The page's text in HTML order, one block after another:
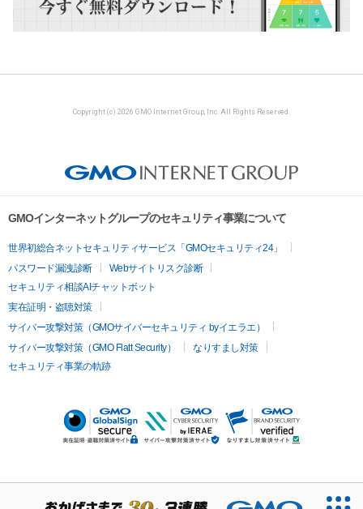
Copyright (c) 2026 GMO Internet Group, Inc. All Rights Reserved.
GMOインターネットグループのセキュリティ事業について
世界初総合ネットセキュリティサービス「GMOセキュリティ24」
パスワード漏洩診断
Webサイトリスク診断
セキュリティ相談AIチャットボット
実在証明・盗聴対策
サイバー攻撃対策（GMOサイバーセキュリティ byイエラエ）
サイバー攻撃対策（GMO Flatt Security）
なりすまし対策
セキュリティ事業の軌跡